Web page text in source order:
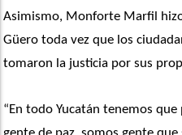
Asimismo, Monforte Marfil
Güero toda vez que los
tomaron la justicia por sus
“En todo Yucatán tenemos